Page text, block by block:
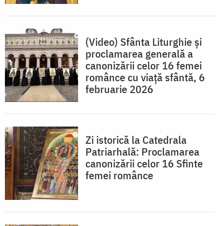
(Video) Sfânta Liturghie și
proclamarea generală a
canonizării celor 16 femei
românce cu viață sfântă, 6
februarie 2026
Zi istorică la Catedrala
Patriarhală: Proclamarea
canonizării celor 16 Sfinte
femei românce